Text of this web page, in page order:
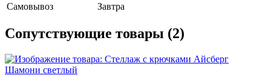
Самовывоз
Завтра
Сопутствующие товары (2)